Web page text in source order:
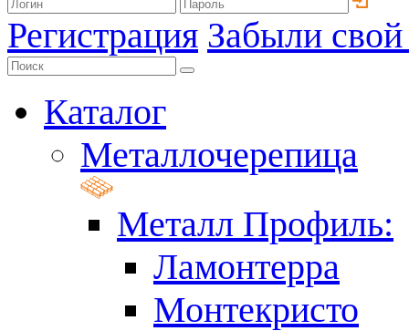
Регистрация Забыли
Каталог
Металлочерепица
Металл Профиль:
Ламонтерра
Монтекристо